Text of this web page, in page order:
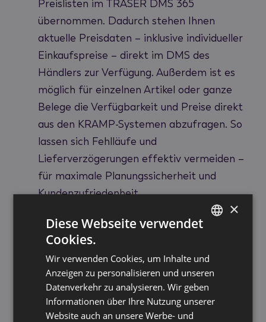
Preislisten im TRASER DMS 365
übernommen. Dadurch stehen Ihnen
aktuelle Preisdaten – inklusive individueller
Einkaufspreise – direkt im DMS des
Händlers zur Verfügung. Außerdem ist es
möglich für einzelnen Artikel oder ganze
Belege die Verfügbarkeit und Preise direkt
aus den KRAMP-Systemen abzufragen. So
lassen sich Fehlläufe und
Lieferverzögerungen effektiv vermeiden –
für maximale Planungssicherheit und
Kundenzufriedenheit.
Direkte Bestellübertragung:Via KRAMP-
Bestellschnittstelle lassen sich
Bestellungen direkt aus der eigenen
Warenwirtschaft in den KRAMP-
Warenkorb übertragen – oder umgekehrt
Warenkörbe in das DMS importieren.
ENGLISH
×
Diese Webseite verwendet
Cookies.
Wir verwenden Cookies, um Inhalte und
Anzeigen zu personalisieren und unseren
Datenverkehr zu analysieren. Wir geben
Informationen über Ihre Nutzung unserer
Website auch an unsere Werbe- und